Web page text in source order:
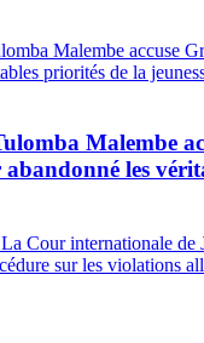
Malembe
les